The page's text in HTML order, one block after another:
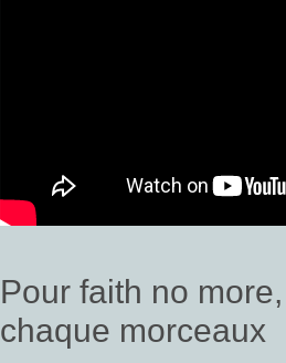
Pour faith no
chaque morceaux